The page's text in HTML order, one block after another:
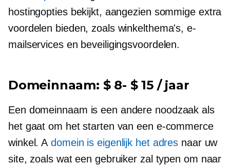
hostingopties bekijkt, aangezien sommige extra
voordelen bieden, zoals winkelthema's, e-
mailservices en beveiligingsvoordelen.
Domeinnaam: $ 8- $ 15 / jaar
Een domeinnaam is een andere noodzaak als
het gaat om het starten van een e-commerce
winkel. Adomein is eigenlijk het adres naar uw
site, zoals wat een gebruiker zal typen om naar